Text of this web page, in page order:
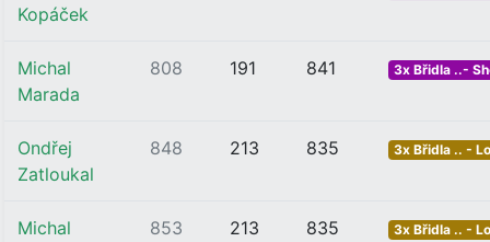
Kopáček
Michal
Marada
808 191 841 3x Břidla ..-
Ondřej
Zatloukal
848 213 835 3x Břidla .. -
Michal
853 213 835 3x Břidla .. -